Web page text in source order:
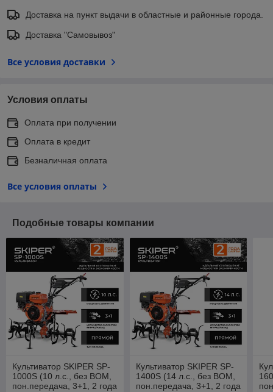
Доставка на пункт выдачи в областные и районные города.
Доставка "Самовывоз"
Все условия доставки
Условия оплаты
Оплата при получении
Оплата в кредит
Безналичная оплата
Все условия оплаты
Подобные товары компании
Культиватор SKIPER SP-
1000S (10 л.с., без ВОМ,
пон.передача, 3+1, 2 года
Культиватор SKIPER SP-
1400S (14 л.с., без ВОМ,
пон.передача, 3+1, 2 года